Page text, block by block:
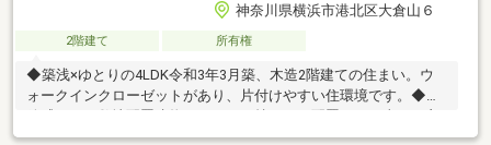
神奈川県横浜市港北区大倉山６
2階建て 所有権
◆築浅×ゆとりの4LDK令和3年3月築、木造2階建ての住まい。ウ
ォークインクローゼットがあり、片付けやすい住環境です。◆開
好。LDKには床暖房も完備し、冬も足元から暖かく過ごせます。